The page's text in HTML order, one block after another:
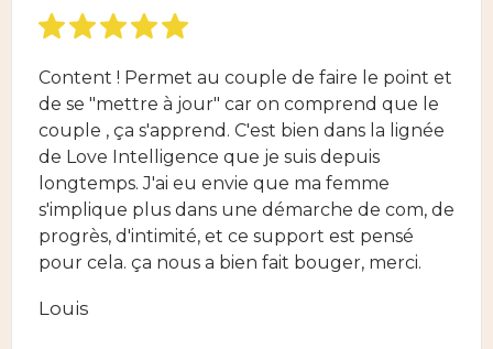
Content ! Permet au couple de faire le point et
de se "mettre à jour" car on comprend que le
couple , ça s'apprend. C'est bien dans la lignée
de Love Intelligence que je suis depuis
longtemps. J'ai eu envie que ma femme
s'implique plus dans une démarche de com, de
progrès, d'intimité, et ce support est pensé
pour cela. ça nous a bien fait bouger, merci.
Louis